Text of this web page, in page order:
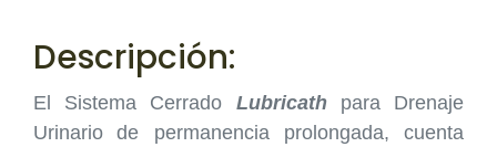
Descripción:
El Sistema Cerrado Lubricathpara Drenaje
Urinario
de permanencia prolongada, cuenta